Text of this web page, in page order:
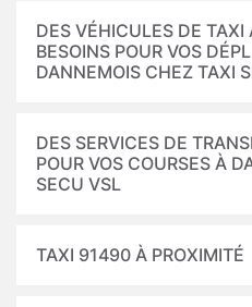
DES VÉHICULES DE TAXI
BESOINS POUR VOS
DANNEMOIS CHEZ TAXI
DES SERVICES DE
POUR VOS COURSES À
SECU VSL
TAXI 91490 À PROXIMITÉ